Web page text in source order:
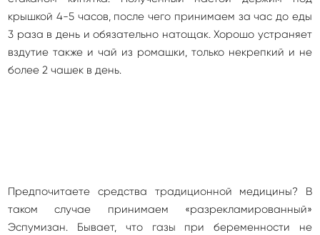
крышкой 4-5 часов, после чего принимаем за час до еды
3 раза в день и обязательно натощак. Хорошо устраняет
вздутие также и чай из ромашки, только некрепкий и не
более 2 чашек в день.
Предпочитаете средства традиционной медицины? В
таком случае принимаем «разрекламированный»
Эспумизан. Бывает, что газы при беременности не